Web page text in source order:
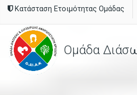
Κατάσταση Ετοιμότητας Ομάδας
Ομάδα